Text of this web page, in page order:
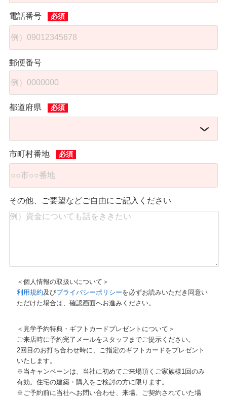
電話番号
郵便番号
都道府県
市町村番地
その他、ご要望などご自由にご記入ください
＜個人情報の取扱いについて＞
利用規約及びプライバシーポリシーを必ずお読みいただき同意い
ただけた場合は、確認画面へお進みください。
＜見学予約特典・ギフトカードプレゼントについて＞
ご来店時に予約完了メールをスタッフまでご提示ください。
2回目のお打ち合わせ時に、ご指定のギフトカードをプレゼント
いたします。
※当キャンペーンは、当社に初めてご来場頂くご家族様1回のみ
有効。住宅の建築・購入をご検討の方に限ります。
※ご予約前に当社へお問い合わせ、来場、ご契約されていた場